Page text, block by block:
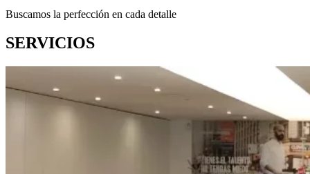
Buscamos la perfección en cada detalle
SERVICIOS